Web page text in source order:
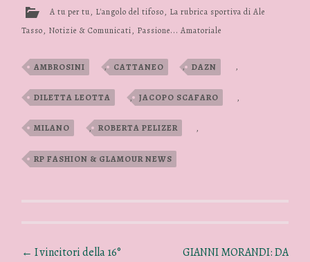
A tu per tu, L'angolo del tifoso, La rubrica sportiva di Ale
Tasso, Notizie & Comunicati, Passione... Amatoriale
AMBROSINI , CATTANEO , DAZN ,
DILETTA LEOTTA , JACOPO SCAFARO ,
MILANO , ROBERTA PELIZER ,
RP FASHION & GLAMOUR NEWS
← I vincitori della 16°
GIANNI MORANDI: DA